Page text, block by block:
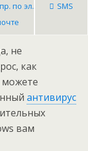
по эл.
SMS
не
как
можете
антивирус
вам